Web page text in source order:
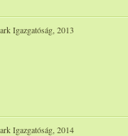
Igazgatóság, 2013
Igazgatóság, 2014